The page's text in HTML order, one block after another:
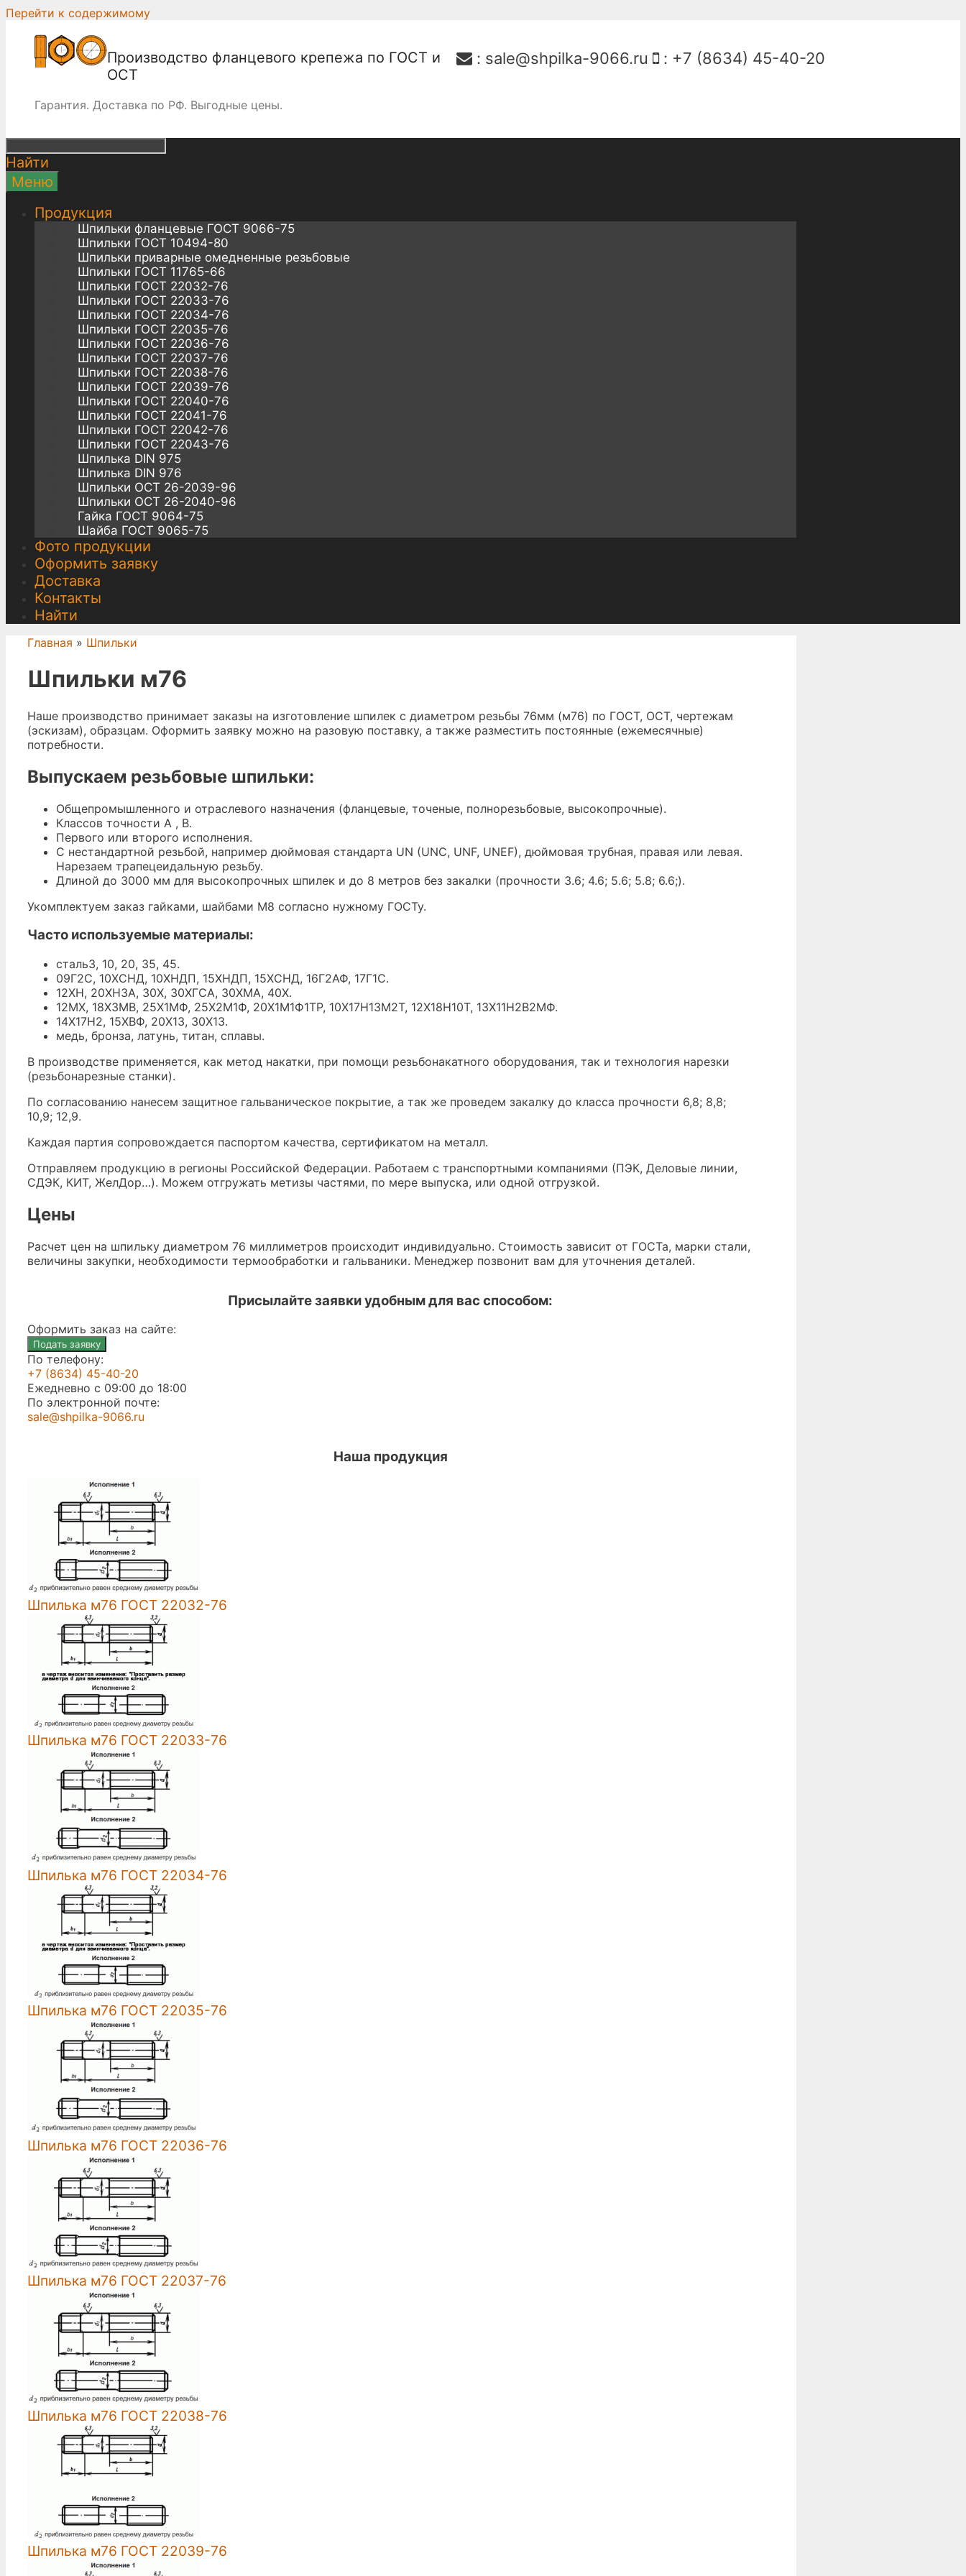
Перейти к содержимому
: sale@shpilka-9066.ru : +7 (8634) 45-40-20
Производство фланцевого крепежа по ГОСТ и
ОСТ
Гарантия. Доставка по РФ. Выгодные цены.
Найти
Меню
Продукция
Шпильки фланцевые ГОСТ 9066-75
Шпильки ГОСТ 10494-80
Шпильки приварные омедненные резьбовые
Шпильки ГОСТ 11765-66
Шпильки ГОСТ 22032-76
Шпильки ГОСТ 22033-76
Шпильки ГОСТ 22034-76
Шпильки ГОСТ 22035-76
Шпильки ГОСТ 22036-76
Шпильки ГОСТ 22037-76
Шпильки ГОСТ 22038-76
Шпильки ГОСТ 22039-76
Шпильки ГОСТ 22040-76
Шпильки ГОСТ 22041-76
Шпильки ГОСТ 22042-76
Шпильки ГОСТ 22043-76
Шпилька DIN 975
Шпилька DIN 976
Шпильки ОСТ 26-2039-96
Шпильки ОСТ 26-2040-96
Гайка ГОСТ 9064-75
Шайба ГОСТ 9065-75
Фото продукции
Оформить заявку
Доставка
Контакты
Найти
Главная » Шпильки
Шпильки м76
Наше производство принимает заказы на изготовление шпилек с диаметром резьбы 76мм (м76) по ГОСТ, ОСТ, чертежам
(эскизам), образцам. Оформить заявку можно на разовую поставку, а также разместить постоянные (ежемесячные)
потребности.
Выпускаем резьбовые шпильки:
Общепромышленного и отраслевого назначения (фланцевые, точеные, полнорезьбовые, высокопрочные).
Классов точности А , В.
Первого или второго исполнения.
С нестандартной резьбой, например дюймовая стандарта UN (UNC, UNF, UNEF), дюймовая трубная, правая или левая.
Нарезаем трапецеидальную резьбу.
Длиной до 3000 мм для высокопрочных шпилек и до 8 метров без закалки (прочности 3.6; 4.6; 5.6; 5.8; 6.6;).
Укомплектуем заказ гайками, шайбами М8 согласно нужному ГОСТу.
Часто используемые материалы:
сталь3, 10, 20, 35, 45.
09Г2С, 10ХСНД, 10ХНДП, 15ХНДП, 15ХСНД, 16Г2АФ, 17Г1С.
12ХН, 20ХН3А, 30Х, 30ХГСА, 30ХМА, 40Х.
12МХ, 18Х3МВ, 25Х1МФ, 25Х2М1Ф, 20Х1М1Ф1ТР, 10Х17Н13М2Т, 12Х18Н10Т, 13Х11Н2В2МФ.
14Х17Н2, 15ХВФ, 20Х13, 30Х13.
медь, бронза, латунь, титан, сплавы.
В производстве применяется, как метод накатки, при помощи резьбонакатного оборудования, так и технология нарезки
(резьбонарезные станки).
По согласованию нанесем защитное гальваническое покрытие, а так же проведем закалку до класса прочности 6,8; 8,8;
10,9; 12,9.
Каждая партия сопровождается паспортом качества, сертификатом на металл.
Отправляем продукцию в регионы Российской Федерации. Работаем с транспортными компаниями (ПЭК, Деловые линии,
СДЭК, КИТ, ЖелДор…). Можем отгружать метизы частями, по мере выпуска, или одной отгрузкой.
Цены
Расчет цен на шпильку диаметром 76 миллиметров происходит индивидуально. Стоимость зависит от ГОСТа, марки стали,
величины закупки, необходимости термообработки и гальваники. Менеджер позвонит вам для уточнения деталей.
Присылайте заявки удобным для вас способом:
Оформить заказ на сайте:
Подать заявку
По телефону:
+7 (8634) 45-40-20
Ежедневно с 09:00 до 18:00
По электронной почте:
sale@shpilka-9066.ru
Наша продукция
Шпилька м76 ГОСТ 22032-76
Шпилька м76 ГОСТ 22033-76
Шпилька м76 ГОСТ 22034-76
Шпилька м76 ГОСТ 22035-76
Шпилька м76 ГОСТ 22036-76
Шпилька м76 ГОСТ 22037-76
Шпилька м76 ГОСТ 22038-76
Шпилька м76 ГОСТ 22039-76